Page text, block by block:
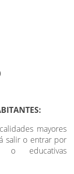
mayores
salir o entrar por
o educativas